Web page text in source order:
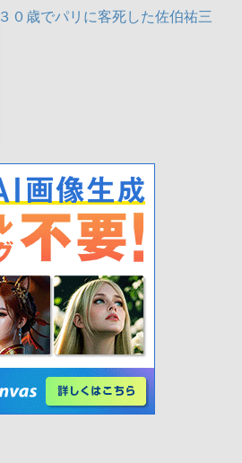
３０歳でパリに客死した佐伯祐三